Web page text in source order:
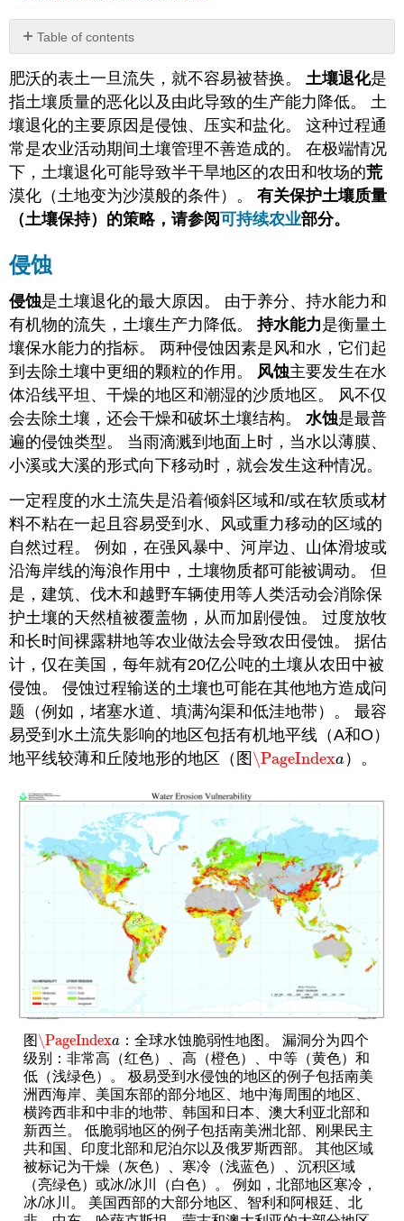
Table of contents
蚀
压
实
盐
化
荒
漠
化
因
肥沃的表土一旦流失，就不容易被替换。 土壤退化是
指土壤质量的恶化以及由此导致的生产能力降低。 土
壤退化的主要原因是侵蚀、压实和盐化。 这种过程通
常是农业活动期间土壤管理不善造成的。 在极端情况
下，土壤退化可能导致半干旱地区的农田和牧场的荒
漠化（土地变为沙漠般的条件）。有关保护土壤质量
（土壤保持）的策略，请参阅可持续农业部分。
侵蚀
侵蚀是土壤退化的最大原因。 由于养分、持水能力和
有机物的流失，土壤生产力降低。持水能力是衡量土
壤保水能力的指标。 两种侵蚀因素是风和水，它们起
到去除土壤中更细的颗粒的作用。 风蚀主要发生在水
体沿线平坦、干燥的地区和潮湿的沙质地区。 风不仅
会去除土壤，还会干燥和破坏土壤结构。 水蚀是最普
遍的侵蚀类型。 当雨滴溅到地面上时，当水以薄膜、
小溪或大溪的形式向下移动时，就会发生这种情况。
一定程度的水土流失是沿着倾斜区域和/或在软质或材
料不粘在一起且容易受到水、风或重力移动的区域的
自然过程。 例如，在强风暴中、河岸边、山体滑坡或
沿海岸线的海浪作用中，土壤物质都可能被调动。 但
是，建筑、伐木和越野车辆使用等人类活动会消除保
护土壤的天然植被覆盖物，从而加剧侵蚀。 过度放牧
和长时间裸露耕地等农业做法会导致农田侵蚀。 据估
计，仅在美国，每年就有20亿公吨的土壤从农田中被
侵蚀。 侵蚀过程输送的土壤也可能在其他地方造成问
题（例如，堵塞水道、填满沟渠和低洼地带）。 最容
易受到水土流失影响的地区包括有机地平线（A和O）
地平线较薄和丘陵地形的地区（图 \PageIndexa
\PageIndexa）。
图\PageIndexa
\PageIndexa ：全球水蚀脆弱性地图。 漏洞分为四个
级别：非常高（红色）、高（橙色）、中等（黄色）和
低（浅绿色）。 极易受到水侵蚀的地区的例子包括南美
洲西海岸、美国东部的部分地区、地中海周围的地区、
横跨西非和中非的地带、韩国和日本、澳大利亚北部和
新西兰。 低脆弱地区的例子包括南美洲北部、刚果民主
共和国、印度北部和尼泊尔以及俄罗斯西部。 其他区域
被标记为干燥（灰色）、寒冷（浅蓝色）、沉积区域
（亮绿色）或冰/冰川（白色）。 例如，北部地区寒冷，
冰/冰川。 美国西部的大部分地区、智利和阿根廷、北